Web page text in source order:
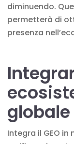
diminuendo.
permetterà di
presenza
globale
Integra il GEO